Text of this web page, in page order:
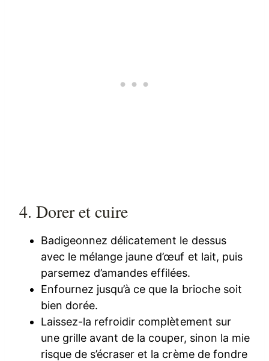
4. Dorer et cuire
Badigeonnez délicatement le dessus
avec le mélange jaune d’œuf et lait, puis
parsemez d’amandes effilées.
Enfournez jusqu’à ce que la brioche soit
bien dorée.
Laissez-la refroidir complètement sur
une grille avant de la couper, sinon la mie
risque de s’écraser et la crème de fondre